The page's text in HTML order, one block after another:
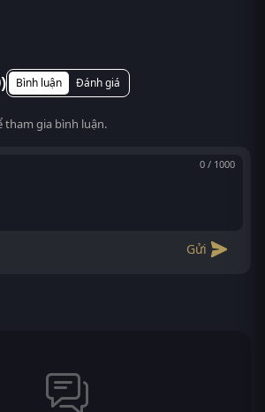
đang gây sốt mạng xã hội với
TV. Truy cập phimvn2y.com là
cần cài app.
) Bình luận Đánh giá
tham gia bình luận.
0 / 1000
Gửi